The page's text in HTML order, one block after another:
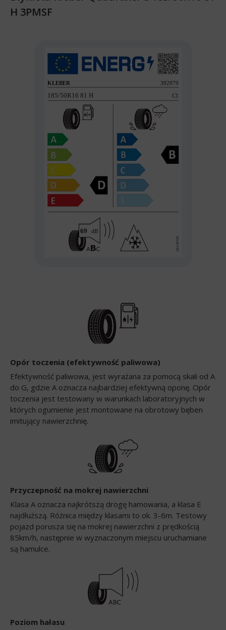
H 3PMSF
Opór toczenia (efektywność paliwowa)
Efektywność paliwowa, jest wyrażana za pomocą skali od A
do G, gdzie A oznacza najbardziej efektywną oponę. Opór
toczenia jest testowany w warunkach laboratoryjnych w
których ogumienie jest montowane na obrotowy bęben
imitujący nawierzchnię.
Przyczepność na mokrej nawierzchni
Klasa A oznacza najkrótszą drogę hamowania, a klasa E
najdłuższą. Różnica między klasami to ok. 3-6m. Testowy
pojazd porusza się na mokrej nawierzchni z prędkością
85km/h, następnie w wyznaczonym miejscu uruchamiane
są hamulce.
Poziom hałasu